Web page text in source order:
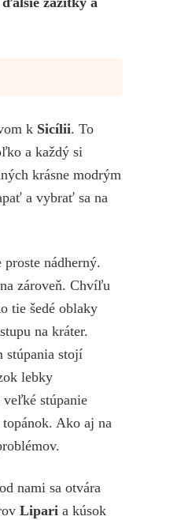
k Sicílii. To
a každý si
krásne modrým
a vybrať sa na
nádherný.
zároveň. Chvíľu
tie šedé oblaky
na kráter.
stúpania stojí
lebky
stúpanie
Ako aj na
nami sa otvára
Lipari a kúsok